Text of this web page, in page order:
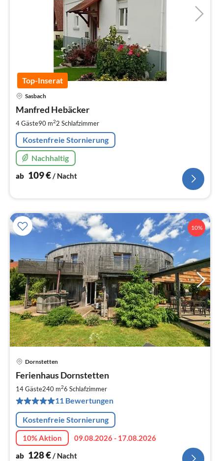
Top-Inserat
Sasbach
Manfred Hebäcker
4 Gäste90 m22 Schlafzimmer
Kostenfreie Stornierung
Nachhaltig
ab 109€/ Nacht
10%
Dornstetten
Ferienhaus Dornstetten
14 Gäste240 m26 Schlafzimmer
11 Bewertungen
Kostenfreie Stornierung
10% Aktion
09.08.2026 - 17.08.2026
ab 128€/ Nacht